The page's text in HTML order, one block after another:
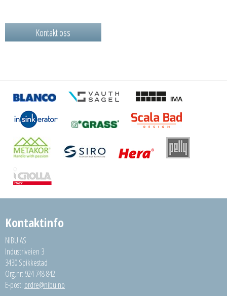
Kontakt oss
Kontaktinfo
NIBU AS
Industriveien 3
3430 Spikkestad
Org.nr: 924 748 842
E-post: ordre@nibu.no